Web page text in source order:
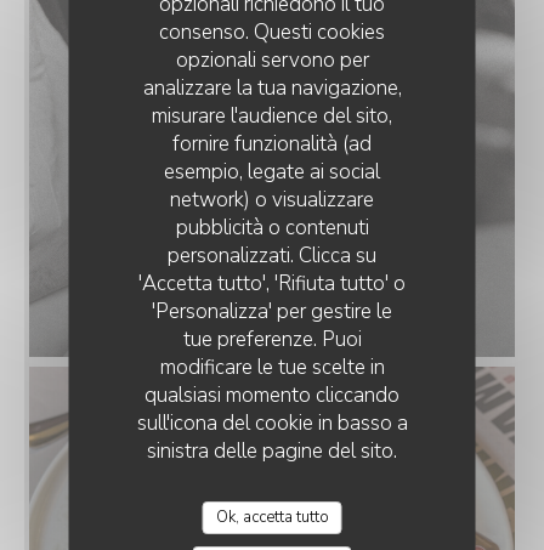
consenso. Questi cookies
opzionali servono per
analizzare la tua navigazione,
misurare l'audience del sito,
fornire funzionalità (ad
esempio, legate ai social
network) o visualizzare
pubblicità o contenuti
personalizzati. Clicca su
'Accetta tutto', 'Rifiuta tutto' o
'Personalizza' per gestire le
tue preferenze. Puoi
modificare le tue scelte in
qualsiasi momento cliccando
sull'icona del cookie in basso a
sinistra delle pagine del sito.
Ok, accetta tutto
L'ESTAMINET